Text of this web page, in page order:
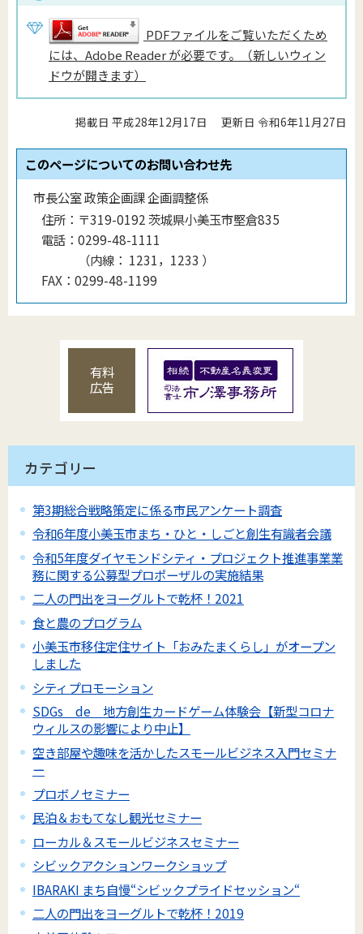
PDFファイルをご覧いただくため
には、Adobe Reader が必要です。（新しいウィン
ドウが開きます）
掲載日 平成28年12月17日 更新日 令和6年11月27日
このページについてのお問い合わせ先
市長公室 政策企画課 企画調整係
住所： 〒319-0192 茨城県小美玉市堅倉835
電話： 0299-48-1111
（内線 ： 1231，1233 ）
FAX： 0299-48-1199
有料
広告
カテゴリー
第3期総合戦略策定に係る市民アンケート調査
令和6年度小美玉市まち・ひと・しごと創生有識者会議
令和5年度ダイヤモンドシティ・プロジェクト推進事業業
務に関する公募型プロポーザルの実施結果
二人の門出をヨーグルトで乾杯！2021
食と農のプログラム
小美玉市移住定住サイト「おみたまくらし」がオープン
しました
シティプロモーション
SDGs de 地方創生カードゲーム体験会【新型コロナ
ウィルスの影響により中止】
空き部屋や趣味を活かしたスモールビジネス入門セミナ
ー
プロボノセミナー
民泊＆おもてなし観光セミナー
ローカル＆スモールビジネスセミナー
シビックアクションワークショップ
IBARAKI まち自慢“シビックプライドセッション“
二人の門出をヨーグルトで乾杯！2019